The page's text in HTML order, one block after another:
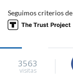
Seguimos criterios de
3563
visitas